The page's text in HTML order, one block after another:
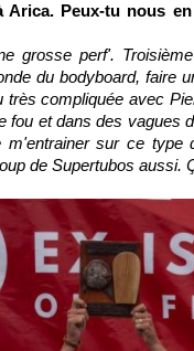
Arica. Peux-tu nous
grosse perf'.
du bodyboard, faire
très compliquée avec
fou et dans des vagues
m'entrainer sur ce
de Supertubos